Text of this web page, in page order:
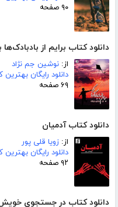
۹۰ صفحه
دانلود کتاب برایم از بادبادک‌ها
از: نوشین جم نژاد
دانلود رایگان
۶۹ صفحه
دانلود کتاب آدمیان
از: زویا قلی پور
دانلود رایگان
۹۲ صفحه
دانلود کتاب در جستجوی